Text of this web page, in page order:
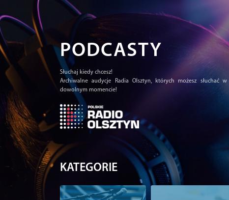
PODCASTY
Słuchaj kiedy chcesz!
Archiwalne audycje Radia Olsztyn, których możesz słuchać w
dowolnym momencie!
KATEGORIE